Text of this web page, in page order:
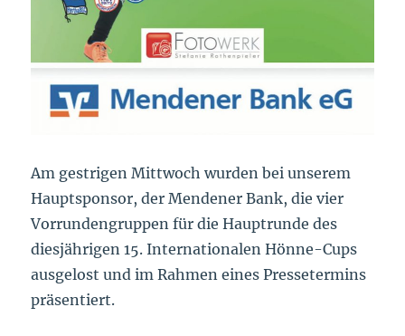
Am gestrigen Mittwoch wurden bei unserem
Hauptsponsor, der Mendener Bank, die vier
Vorrundengruppen für die Hauptrunde des
diesjährigen 15. Internationalen Hönne-Cups
ausgelost und im Rahmen eines Pressetermins
präsentiert.